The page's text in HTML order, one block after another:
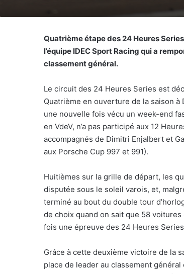
Quatrième étape des 24 Heures
l’équipe IDEC Sport Racing qui a
classement général.
Le circuit des 24 Heures Series est
Quatrième en ouverture de la saison à
une nouvelle fois vécu un week-end
en VdeV, n’a pas participé aux 12
accompagnés de Dimitri Enjalbert et
aux Porsche Cup 997 et 991).
Huitièmes sur la grille de départ, les
disputée sous le soleil varois, et,
terminé au bout du double tour
de choix quand on sait que 58
fois une épreuve des 24 Heures
Grâce à cette deuxième victoire de la
place de leader au classement